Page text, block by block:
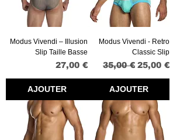
Modus Vivendi – Illusion
Slip Taille Basse
Prix
27,00 €
AJOUTER
Modus Vivendi - Retro
Classic Slip
Prix original
35,00 € Prix
25,00 €
AJOUTER